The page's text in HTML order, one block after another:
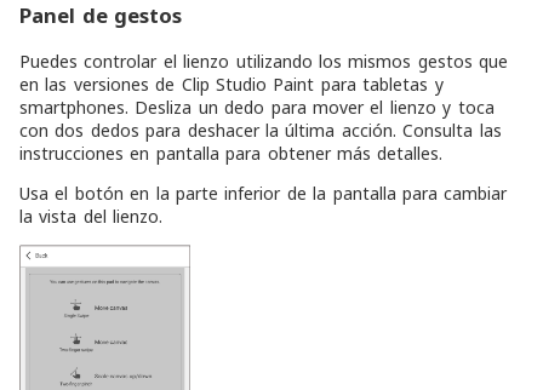
Panel de gestos
Puedes controlar el lienzo utilizando los mismos gestos que
en las versiones de Clip Studio Paint para tabletas y
smartphones. Desliza un dedo para mover el lienzo y toca
con dos dedos para deshacer la última acción. Consulta las
instrucciones en pantalla para obtener más detalles.
Usa el botón en la parte inferior de la pantalla para cambiar
la vista del lienzo.